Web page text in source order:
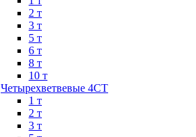
2 т
3 т
5 т
6 т
8 т
10 т
Четырехветвевые 4СТ
1 т
2 т
3 т